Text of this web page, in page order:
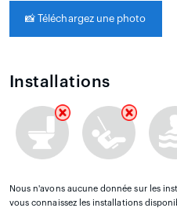
📸 Téléchargez une photo
Installations
Nous n'avons aucune donnée sur les
vous connaissez les installations